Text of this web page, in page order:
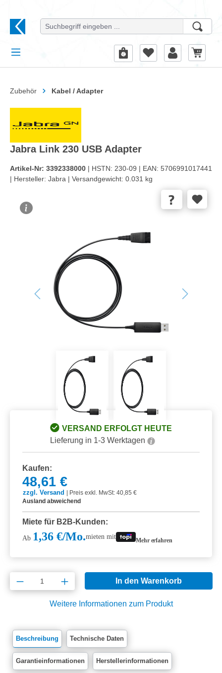
Zubehör Kabel / Adapter
Jabra Link 230 USB Adapter
Artikel-Nr: 3392338000 | HSTN: 230-09 | EAN: 5706991017441
| Hersteller: Jabra | Versandgewicht: 0.031 kg
VERSAND ERFOLGT HEUTE
Lieferung in 1-3 Werktagen
Kaufen:
48,61 €
zzgl. Versand
Preis exkl. MwSt: 40,85 €
Ausland abweichend
Miete für B2B-Kunden:
Ab 1,36 €/Mo.mieten mit Mehr erfahren
Produkt Anzahl: Gib den gewünschten
In den Warenkorb
Weitere Informationen zum Produkt
Beschreibung Technische Daten
Garantieinformationen Herstellerinformationen